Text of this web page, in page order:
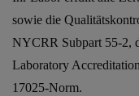
sowie die
NYCRR Subpart 55-2,
Laboratory
17025-Norm.